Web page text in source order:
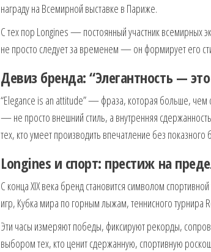
награду на Всемирной выставке в Париже.
С тех пор Longines — постоянный участник всемирных
не просто следует за временем — он формирует его
Девиз бренда: “Элегантность —
“Elegance is an attitude” — фраза, которая больше, чем
— не просто внешний стиль, а внутренняя
тех, кто умеет производить впечатление без показного
Longines и спорт: престиж на
С конца XIX века бренд становится символом
игр, Кубка мира по горным лыжам, теннисного турнира
Эти часы измеряют победы, фиксируют рекорды,
выбором тех, кто ценит сдержанную, спортивную